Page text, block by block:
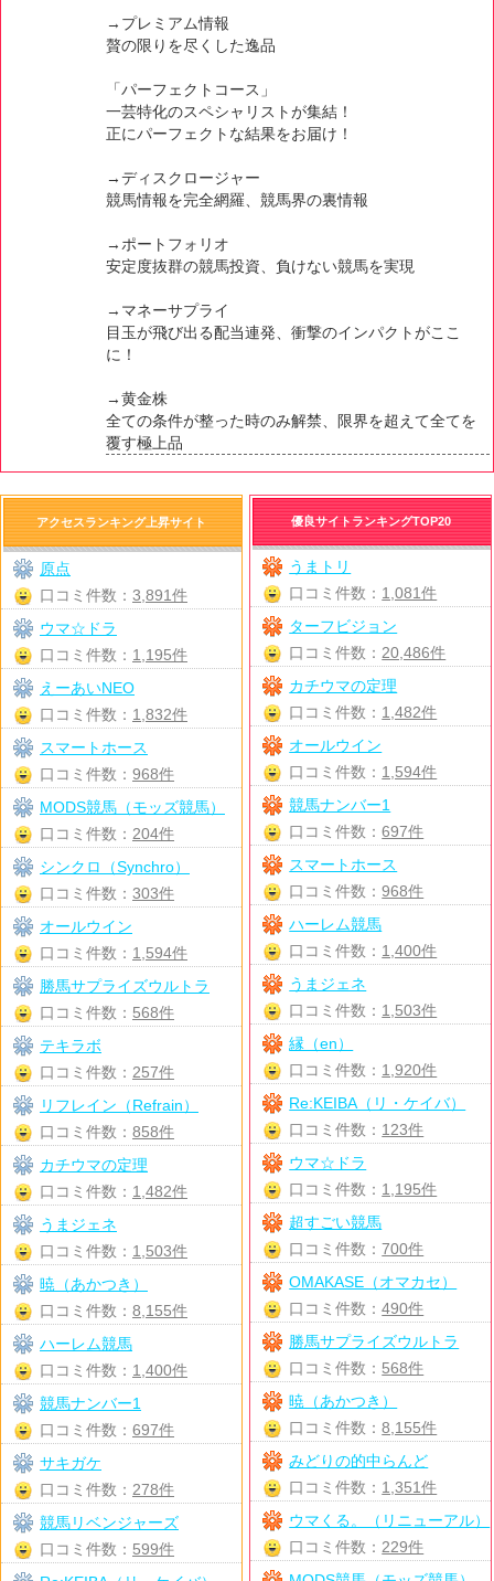
→プレミアム情報
贅の限りを尽くした逸品
「パーフェクトコース」
一芸特化のスペシャリストが集結！
正にパーフェクトな結果をお届け！
→ディスクロージャー
競馬情報を完全網羅、競馬界の裏情報
→ポートフォリオ
安定度抜群の競馬投資、負けない競馬を実現
→マネーサプライ
目玉が飛び出る配当連発、衝撃のインパクトがここ
に！
→黄金株
全ての条件が整った時のみ解禁、限界を超えて全てを
覆す極上品
優良サイトランキングTOP20
うまトリ
口コミ件数： 1,081件
ターフビジョン
口コミ件数： 20,486件
カチウマの定理
口コミ件数： 1,482件
オールウイン
口コミ件数： 1,594件
競馬ナンバー1
口コミ件数：697件
スマートホース
口コミ件数：968件
ハーレム競馬
口コミ件数： 1,400件
うまジェネ
口コミ件数： 1,503件
縁（en）
口コミ件数： 1,920件
Re:KEIBA（リ・ケイバ）
口コミ件数： 123件
ウマ☆ドラ
口コミ件数： 1,195件
超すごい競馬
口コミ件数：700件
OMAKASE（オマカセ）
口コミ件数：490件
勝馬サプライズウルトラ
口コミ件数： 568件
暁（あかつき）
口コミ件数：8,155件
みどりの的中らんど
口コミ件数： 1,351件
ウマくる。（リニューアル）
口コミ件数： 229件
アクセスランキング上昇サイト
原点
口コミ件数： 3,891件
ウマ☆ドラ
口コミ件数： 1,195件
えーあいNEO
口コミ件数： 1,832件
スマートホース
口コミ件数： 968件
MODS競馬（モッズ競馬）
口コミ件数： 204件
シンクロ（Synchro）
口コミ件数： 303件
オールウイン
口コミ件数： 1,594件
勝馬サプライズウルトラ
口コミ件数： 568件
テキラボ
口コミ件数： 257件
リフレイン（Refrain）
口コミ件数： 858件
カチウマの定理
口コミ件数： 1,482件
うまジェネ
口コミ件数： 1,503件
暁（あかつき）
口コミ件数： 8,155件
ハーレム競馬
口コミ件数： 1,400件
競馬ナンバー1
口コミ件数： 697件
サキガケ
口コミ件数： 278件
競馬リベンジャーズ
口コミ件数： 599件